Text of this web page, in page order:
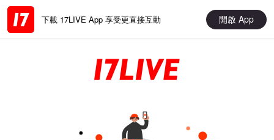
下載 17LIVE App 享受更直接互動 開啟 App